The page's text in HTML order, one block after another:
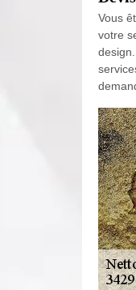
Vous
votre